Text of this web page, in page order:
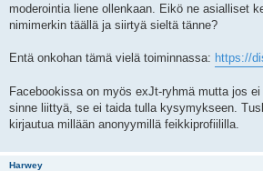
moderointia liene ollenkaan. Eikö ne asialliset
nimimerkin täällä ja siirtyä sieltä tänne?
Entä onkohan tämä vielä toiminnassa: https://
Facebookissa on myös exJt-ryhmä mutta jos
sinne liittyä, se ei taida tulla kysymykseen.
kirjautua millään anonyymillä feikkiprofiililla.
Harwey